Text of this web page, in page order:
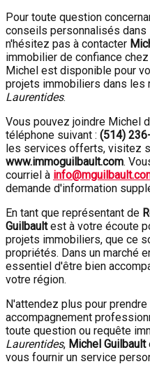
Pour toute question
conseils personnalisés dans
n'hésitez pas à contacter
immobilier de confiance
Michel est disponible pour
projets immobiliers dans les
Laurentides.
Vous pouvez joindre Michel
téléphone suivant : (514)
les services offerts, visitez
www.immoguilbault.com.
courriel à
demande d'information
En tant que représentant de
Guilbaultest à votre écoute
projets immobiliers, que ce
propriétés. Dans un marché
essentiel d'être bien
votre région.
N'attendez plus pour
accompagnement
toute question ou requête
Laurentides, Michel Guilbault
vous fournir un service